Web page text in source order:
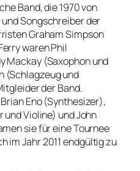
Band, die 1970 von
Songschreiber der
Graham Simpson
waren Phil
Mackay (Saxophon und
(Schlagzeug und
der Band.
Eno (Synthesizer),
und Violine) und John
sie für eine Tournee
im Jahr 2011 endgültig zu